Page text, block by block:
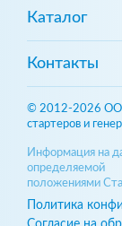
Каталог
Контакты
© 2012-2026
стартеров и
Информация на
определяемой
положениями
Политика